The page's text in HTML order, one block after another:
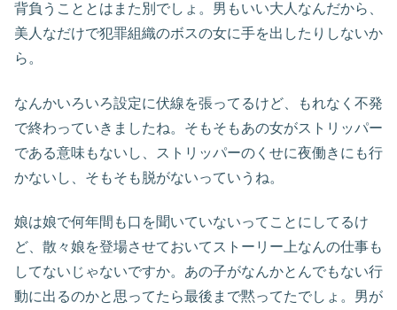
背負うこととはまた別でしょ。男もいい大人なんだから、
美人なだけで犯罪組織のボスの女に手を出したりしないか
ら。
なんかいろいろ設定に伏線を張ってるけど、もれなく不発
で終わっていきましたね。そもそもあの女がストリッパー
である意味もないし、ストリッパーのくせに夜働きにも行
かないし、そもそも脱がないっていうね。
娘は娘で何年間も口を聞いていないってことにしてるけ
ど、散々娘を登場させておいてストーリー上なんの仕事も
してないじゃないですか。あの子がなんかとんでもない行
動に出るのかと思ってたら最後まで黙ってたでしょ。男が